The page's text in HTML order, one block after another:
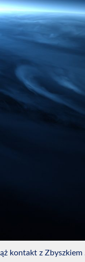
kontakt z Zbyszkiem